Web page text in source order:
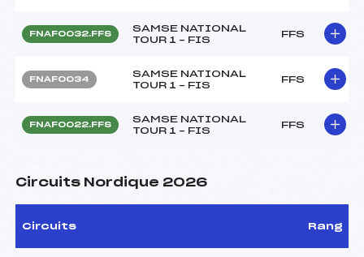
FNAF0032.FFS
SAMSE NATIONAL
TOUR 1 – FIS
FFS
FNAF0034
SAMSE NATIONAL
TOUR 1 – FIS
FFS
FNAF0022.FFS
SAMSE NATIONAL
TOUR 1 – FIS
FFS
Circuits Nordique 2026
Circuits Rang